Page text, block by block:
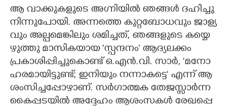
ആ വാക്കു​ക​ളുടെ അഗ്നി​യിൽ ഞങ്ങൾ ദഹിച്ചു
നിന്നു​പോ​യി. അന്നത്തെ കുറ്റ​ബോ​ധവും ജാള്യ​
വും അല്പ​മെ​ങ്കിലും ശമി​ച്ചത്,​ ഞങ്ങ​ളുടെ കയ്യെ​
ഴുത്തു മാസി​ക​യായ 'സ്പന്ദനം" ആദ്യലക്കം
പ്രകാ​ശി​പ്പി​ച്ചു​കൊണ്ട് ഒ.​എൻ.​വി. സാർ, 'മനോ​
ഹ​ര​മാ​യി​ട്ടു​ണ്ട്; ഇനിയും നന്നാകട്ടെ" എന്ന് ആ​
ശം​സി​ച്ച​പ്പോ​ഴാ​ണ്. സർഗാ​ത്മക തേജ​സ്സാർന്ന
കൈപ്പ​ട​യിൽ അദ്ദേഹം ആശം​സ​കൾ രേഖ​പ്പെ​